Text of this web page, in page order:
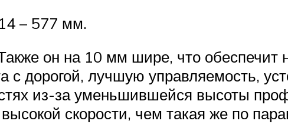
– 577 мм.
он на 10 мм шире, что
с дорогой, лучшую управляемость,
из-за уменьшившейся высоты
скорости, чем такая же по